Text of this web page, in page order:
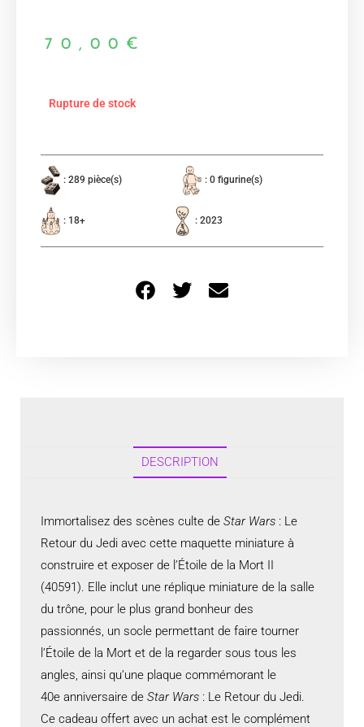
70,00 €
Rupture de stock
: 289 pièce(s) : 0 figurine(s)
: 18+ : 2023
DESCRIPTION
Immortalisez des scènes culte de Star Wars : Le
Retour du Jedi avec cette maquette miniature à
construire et exposer de l’Étoile de la Mort II
(40591). Elle inclut une réplique miniature de la salle
du trône, pour le plus grand bonheur des
passionnés, un socle permettant de faire tourner
l’Étoile de la Mort et de la regarder sous tous les
angles, ainsi qu’une plaque commémorant le
40e anniversaire de Star Wars : Le Retour du Jedi.
Ce cadeau offert avec un achat est le complément